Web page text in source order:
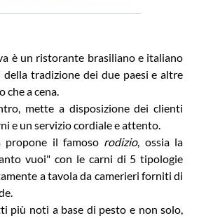
è un ristorante brasiliano e italiano
tradizione dei due paesi e altre
che a cena.
mette a disposizione dei clienti
e un servizio cordiale e attento.
propone il famoso rodizio, ossia la
vuoi" con le carni di 5 tipologie
a tavola da camerieri forniti di
più noti a base di pesto e non solo,